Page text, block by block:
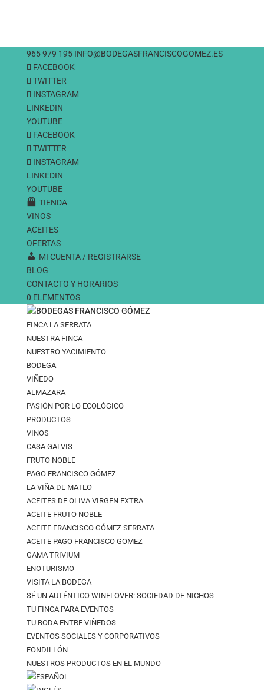
965 979 195 INFO@BODEGASFRANCISCOGOMEZ.ES
FACEBOOK
TWITTER
INSTAGRAM
LINKEDIN
YOUTUBE
FACEBOOK
TWITTER
INSTAGRAM
LINKEDIN
YOUTUBE
TIENDA
VINOS
ACEITES
OFERTAS
MI CUENTA / REGISTRARSE
BLOG
CONTACTO Y HORARIOS
0 ELEMENTOS
FINCA LA SERRATA
NUESTRA FINCA
NUESTRO YACIMIENTO
BODEGA
VIÑEDO
ALMAZARA
PASIÓN POR LO ECOLÓGICO
PRODUCTOS
VINOS
CASA GALVIS
FRUTO NOBLE
PAGO FRANCISCO GÓMEZ
LA VIÑA DE MATEO
ACEITES DE OLIVA VIRGEN EXTRA
ACEITE FRUTO NOBLE
ACEITE FRANCISCO GÓMEZ SERRATA
ACEITE PAGO FRANCISCO GOMEZ
GAMA TRIVIUM
ENOTURISMO
VISITA LA BODEGA
SÉ UN AUTÉNTICO WINELOVER: SOCIEDAD DE NICHOS
TU FINCA PARA EVENTOS
TU BODA ENTRE VIÑEDOS
EVENTOS SOCIALES Y CORPORATIVOS
FONDILLÓN
NUESTROS PRODUCTOS EN EL MUNDO